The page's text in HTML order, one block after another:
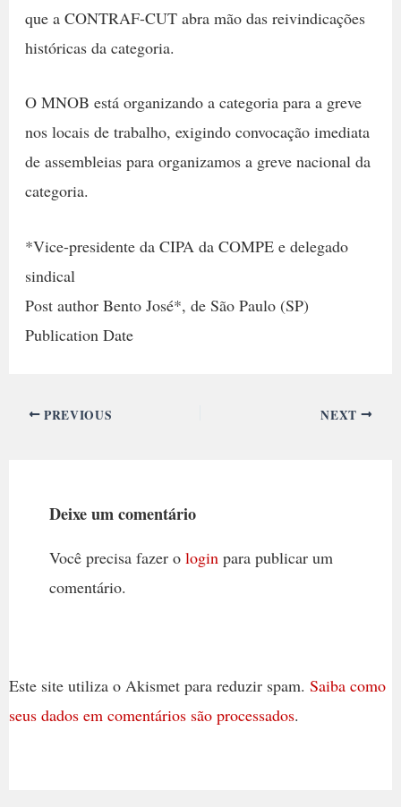
que a CONTRAF-CUT abra mão das reivindicações
históricas da categoria.
O MNOB está organizando a categoria para a greve
nos locais de trabalho, exigindo convocação imediata
de assembleias para organizamos a greve nacional da
categoria.
*Vice-presidente da CIPA da COMPE e delegado
sindical
Post author Bento José*, de São Paulo (SP)
Publication Date
PREVIOUS NEXT
Deixe um comentário
Você precisa fazer o loginpara publicar um
comentário.
Este site utiliza o Akismet para reduzir spam. Saiba como
seus dados em comentários são processados.